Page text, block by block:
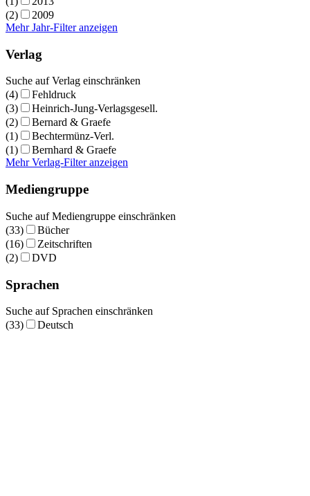
(2)
2009
Mehr Jahr-Filter anzeigen
Verlag
Suche auf Verlag einschränken
(4)
Fehldruck
(3)
Heinrich-Jung-Verlagsgesell.
(2)
Bernard & Graefe
(1)
Bechtermünz-Verl.
(1)
Bernhard & Graefe
Mehr Verlag-Filter anzeigen
Mediengruppe
Suche auf Mediengruppe einschränken
(33)
Bücher
(16)
Zeitschriften
(2)
DVD
Sprachen
Suche auf Sprachen einschränken
(33)
Deutsch